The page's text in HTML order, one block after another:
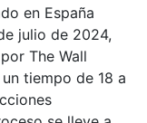
en España
julio de 2024,
The Wall
tiempo de 18 a